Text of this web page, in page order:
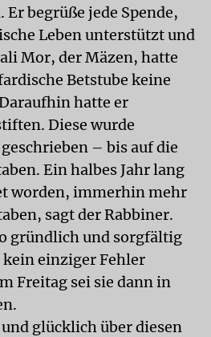
begrüße jede Spende,
Leben unterstützt und
Mor, der Mäzen, hatte
Betstube keine
hatte er
Diese wurde
– bis auf die
Ein halbes Jahr lang
worden, immerhin mehr
sagt der Rabbiner.
gründlich und sorgfältig
kein einziger Fehler
Freitag sei sie dann in
glücklich über diesen